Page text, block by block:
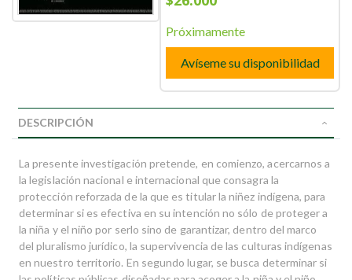
Próximamente
Avíseme su disponibilidad
DESCRIPCIÓN
La presente investigación pretende, en comienzo, acercarnos a
la legislación nacional e internacional que consagra la
protección reforzada de la que es titular la niñez indígena, para
determinar si es efectiva en su intención no sólo de proteger a
la niña y el niño por serlo sino de garantizar, dentro del marco
del pluralismo jurídico, la supervivencia de las culturas indígenas
en nuestro territorio. En segundo lugar, se busca determinar si